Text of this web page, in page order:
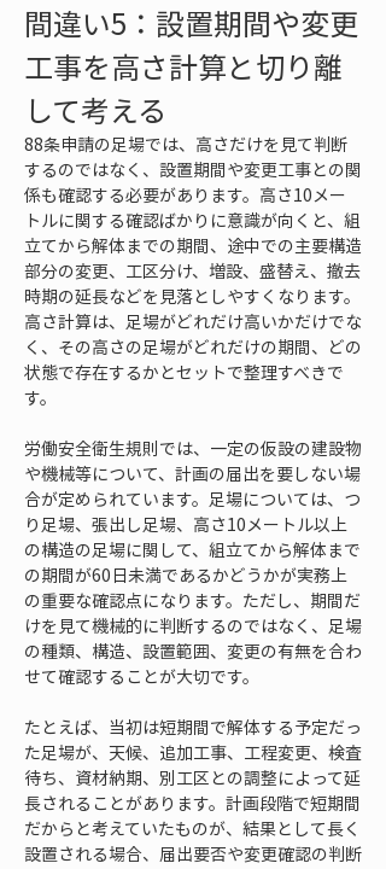
間違い5：設置期間や変更
工事を高さ計算と切り離
して考える
88条申請の足場では、高さだけを見て判断
するのではなく、設置期間や変更工事との関
係も確認する必要があります。高さ10メー
トルに関する確認ばかりに意識が向くと、組
立てから解体までの期間、途中での主要構造
部分の変更、工区分け、増設、盛替え、撤去
時期の延長などを見落としやすくなります。
高さ計算は、足場がどれだけ高いかだけでな
く、その高さの足場がどれだけの期間、どの
状態で存在するかとセットで整理すべきで
す。
労働安全衛生規則では、一定の仮設の建設物
や機械等について、計画の届出を要しない場
合が定められています。足場については、つ
り足場、張出し足場、高さ10メートル以上
の構造の足場に関して、組立てから解体まで
の期間が60日未満であるかどうかが実務上
の重要な確認点になります。ただし、期間だ
けを見て機械的に判断するのではなく、足場
の種類、構造、設置範囲、変更の有無を合わ
せて確認することが大切です。
たとえば、当初は短期間で解体する予定だっ
た足場が、天候、追加工事、工程変更、検査
待ち、資材納期、別工区との調整によって延
長されることがあります。計画段階で短期間
だからと考えていたものが、結果として長く
設置される場合、届出要否や変更確認の判断